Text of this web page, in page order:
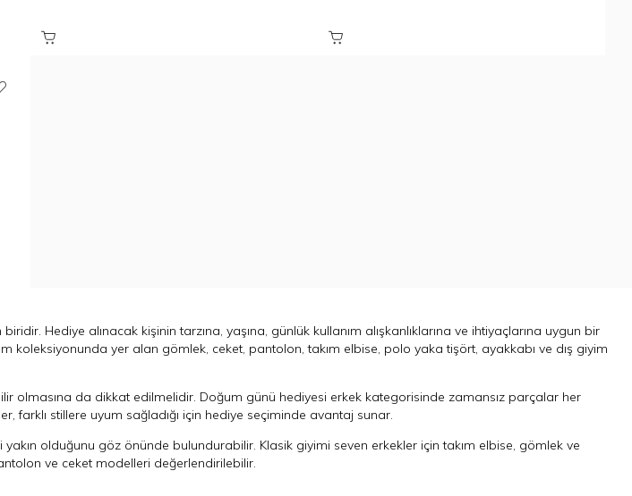
Hediye alınacak kişinin tarzına, yaşına, günlük kullanım alışkanlıklarına ve ihtiyaçlarına uygun bir
yer alan gömlek, ceket, pantolon, takım elbise, polo yaka tişört, ayakkabı ve dış giyim
olmasına da dikkat edilmelidir. Doğum günü hediyesi erkek kategorisinde zamansız parçalar her
stillere uyum sağladığı için hediye seçiminde avantaj sunar.
olduğunu göz önünde bulundurabilir. Klasik giyimi seven erkekler için takım elbise, gömlek ve
ve ceket modelleri değerlendirilebilir.